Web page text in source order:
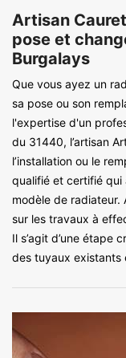
Artisan
pose et
Burgalays
Que vous ayez un
sa pose ou son
l'expertise d'un
du 31440, l’artisan
l’installation ou le
qualifié et certifié qui
modèle de radiateur.
sur les travaux à
Il s’agit d’une étape
des tuyaux existants